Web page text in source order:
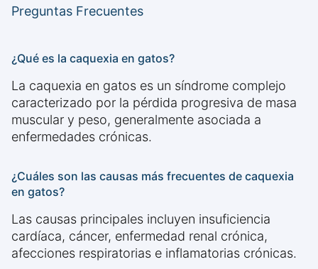
Preguntas Frecuentes
¿Qué es la caquexia en gatos?
La caquexia en gatos es un síndrome complejo
caracterizado por la pérdida progresiva de masa
muscular y peso, generalmente asociada a
enfermedades crónicas.
¿Cuáles son las causas más frecuentes de caquexia
en gatos?
Las causas principales incluyen insuficiencia
cardíaca, cáncer, enfermedad renal crónica,
afecciones respiratorias e inflamatorias crónicas.